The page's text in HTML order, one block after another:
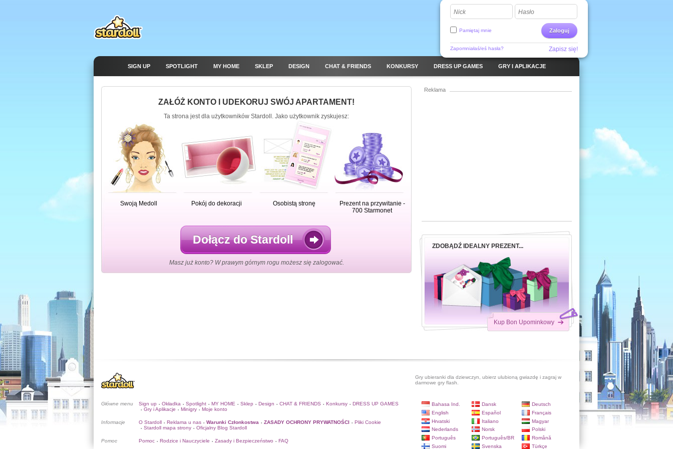
Nick Hasło
Zaloguj
Pamiętaj mnie
Zapomniałaś/eś hasła? Zapisz się!
SIGN UP SPOTLIGHT MY HOME SKLEP DESIGN CHAT & FRIENDS KONKURSY DRESS UP GAMES GRY I APLIKACJE
ZAŁÓŻ KONTO I UDEKORUJ SWÓJ APARTAMENT!
Ta strona jest dla użytkowników Stardoll. Jako użytkownik zyskujesz:
Swoją Medoll Pokój do dekoracji Osobistą stronę
Prezent na przywitanie -
700 Starmonet
Dołącz do Stardoll
Masz już konto? W prawym górnym rogu możesz się zalogować.
Reklama
ZDOBĄDŹ IDEALNY PREZENT...
Kup Bon Upominkowy
Gry ubieranki dla dziewczyn, ubierz ulubioną gwiazdę i zagraj w
darmowe gry flash.
Główne menu Sign up • Okładka • Spotlight • MY HOME • Sklep • Design • CHAT & FRIENDS • Konkursy • DRESS UP GAMES
• Gry i Aplikacje • Minigry • Moje konto
Informacje O Stardoll • Reklama u nas • Warunki Członkostwa • ZASADY OCHRONY PRYWATNOŚCI • Pliki Cookie
• Stardoll mapa strony • Oficjalny Blog Stardoll
Pomoc Pomoc • Rodzice i Nauczyciele • Zasady i Bezpieczeństwo • FAQ
Bahasa Ind. Dansk
Deutsch
English
Español
Français
Hrvatski
Italiano
Magyar
Nederlands
Norsk
Polski
Português
Português/BR
Română
Suomi
Svenska Türkçe